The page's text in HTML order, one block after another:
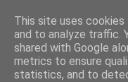
Milazzo 28ª Sagra
EVENTI
This site uses
and to analyze traffic.
shared with Google
metrics to ensure
statistics, and to